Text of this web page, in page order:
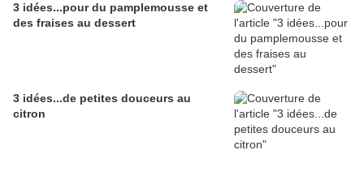
3 idées...pour du pamplemousse et
des fraises au dessert
3 idées...de petites douceurs au
citron